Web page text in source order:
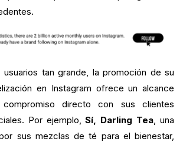
tan grande, la promoción de su
en Instagram ofrece un alcance
directo con sus clientes
Por ejemplo,Sí, Darling Tea, una
sus mezclas de té para el bienestar,